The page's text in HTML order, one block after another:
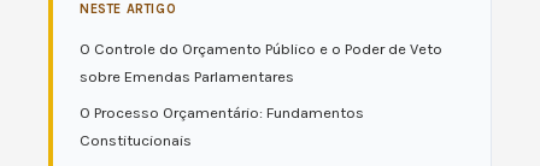
NESTE ARTIGO
O Controle do Orçamento Público e o Poder de Veto
sobre Emendas Parlamentares
O Processo Orçamentário: Fundamentos
Constitucionais